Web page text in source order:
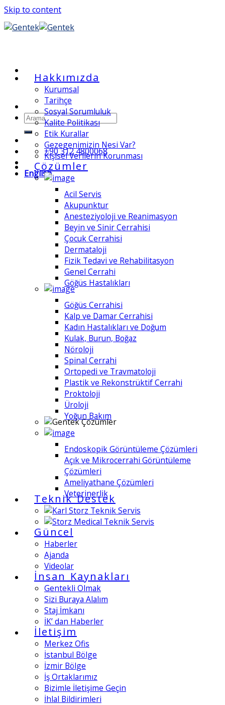
Skip to content
+90 312 4800068
English
Hakkımızda
Kurumsal
Tarihçe
Sosyal Sorumluluk
Kalite Politikası
Etik Kurallar
Gezegenimizin Nesi Var?
Kişisel Verilerin Korunması
Çözümler
Acil Servis
Akupunktur
Anesteziyoloji ve Reanimasyon
Beyin ve Sinir Cerrahisi
Çocuk Cerrahisi
Dermataloji
Fizik Tedavi ve Rehabilitasyon
Genel Cerrahi
Göğüs Hastalıkları
Göğüs Cerrahisi
Kalp ve Damar Cerrahisi
Kadın Hastalıkları ve Doğum
Kulak, Burun, Boğaz
Nöroloji
Spinal Cerrahi
Ortopedi ve Travmatoloji
Plastik ve Rekonstrüktif Cerrahi
Proktoloji
Üroloji
Yoğun Bakım
Endoskopik Görüntüleme Çözümleri
Açık ve Mikrocerrahi Görüntüleme
Çözümleri
Ameliyathane Çözümleri
Veterinerlik
Teknik Destek
Güncel
Haberler
Ajanda
Videolar
İnsan Kaynakları
Gentekli Olmak
Sizi Buraya Alalım
Staj İmkanı
İK’ dan Haberler
İletişim
Merkez Ofis
İstanbul Bölge
İzmir Bölge
İş Ortaklarımız
Bizimle İletişime Geçin
İhlal Bildirimleri